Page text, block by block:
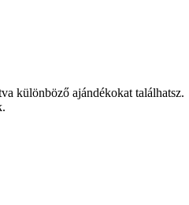
különböző ajándékokat találhatsz.